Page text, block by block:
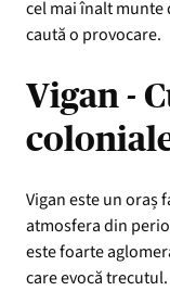
cel mai înalt
caută o provocare.
Vigan -
Vigan este un oraș
atmosfera din
este foarte
care evocă trecutul.